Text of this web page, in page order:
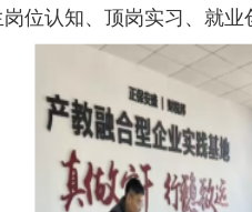
位认知、顶岗实习、就业